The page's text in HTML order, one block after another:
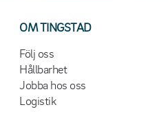
OM TINGSTAD
Följ oss
Hållbarhet
Jobba hos oss
Logistik